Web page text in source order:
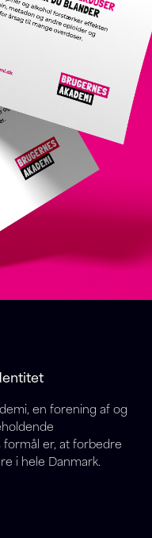
en forening af og
er, at forbedre
i hele Danmark.